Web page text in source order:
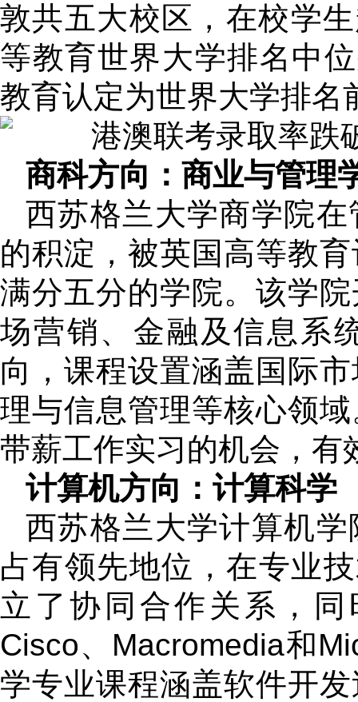
敦共五大校区，在校学
等教育世界大学排名中
教育认定为世界大学排名
商科方向：商业与管理
西苏格兰大学商学院
的积淀，被英国高等教
满分五分的学院。该学
场营销、金融及信息系
向，课程设置涵盖国际
理与信息管理等核心领
带薪工作实习的机会，有
计算机方向：计算科学
西苏格兰大学计算机
占有领先地位，在专业
立了协同合作关系，
Cisco、Macromedia和
学专业课程涵盖软件开